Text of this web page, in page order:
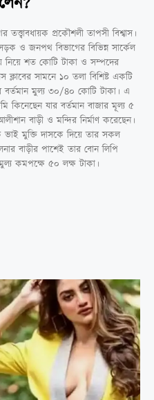
প্রকৌশলী তাপসী বিশ্বাস।
ও জনপথ বিভাগের বিভিন্ন সার্কেল
নিয়ে শত কোটি টাকা ও সম্পদের
ক্লাবের সামনে ১০ তলা বিশিষ্ট একটি
বর্তমান মুল্য ৩০/৪০ কোটি টাকা। এ
কিনেছেন যার বর্তমান বাজার মূল্য ৫
বাড়ী ও মন্দির নির্মাণ করেছেন।
মুক্তি দাসকে দিয়ে তার সকল
বাড়ীর পাশেই তার বোন লিপি
কমপক্ষে ৫০ লক্ষ টাকা।